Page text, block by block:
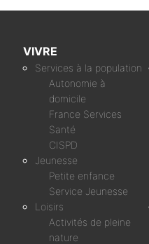
VIVRE
Services à la population
Autonomie à
domicile
France Services
Santé
CISPD
Jeunesse
Petite enfance
Service Jeunesse
Loisirs
Activités de pleine
nature